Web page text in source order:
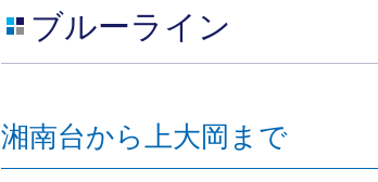
ブルーライン
湘南台から上大岡まで